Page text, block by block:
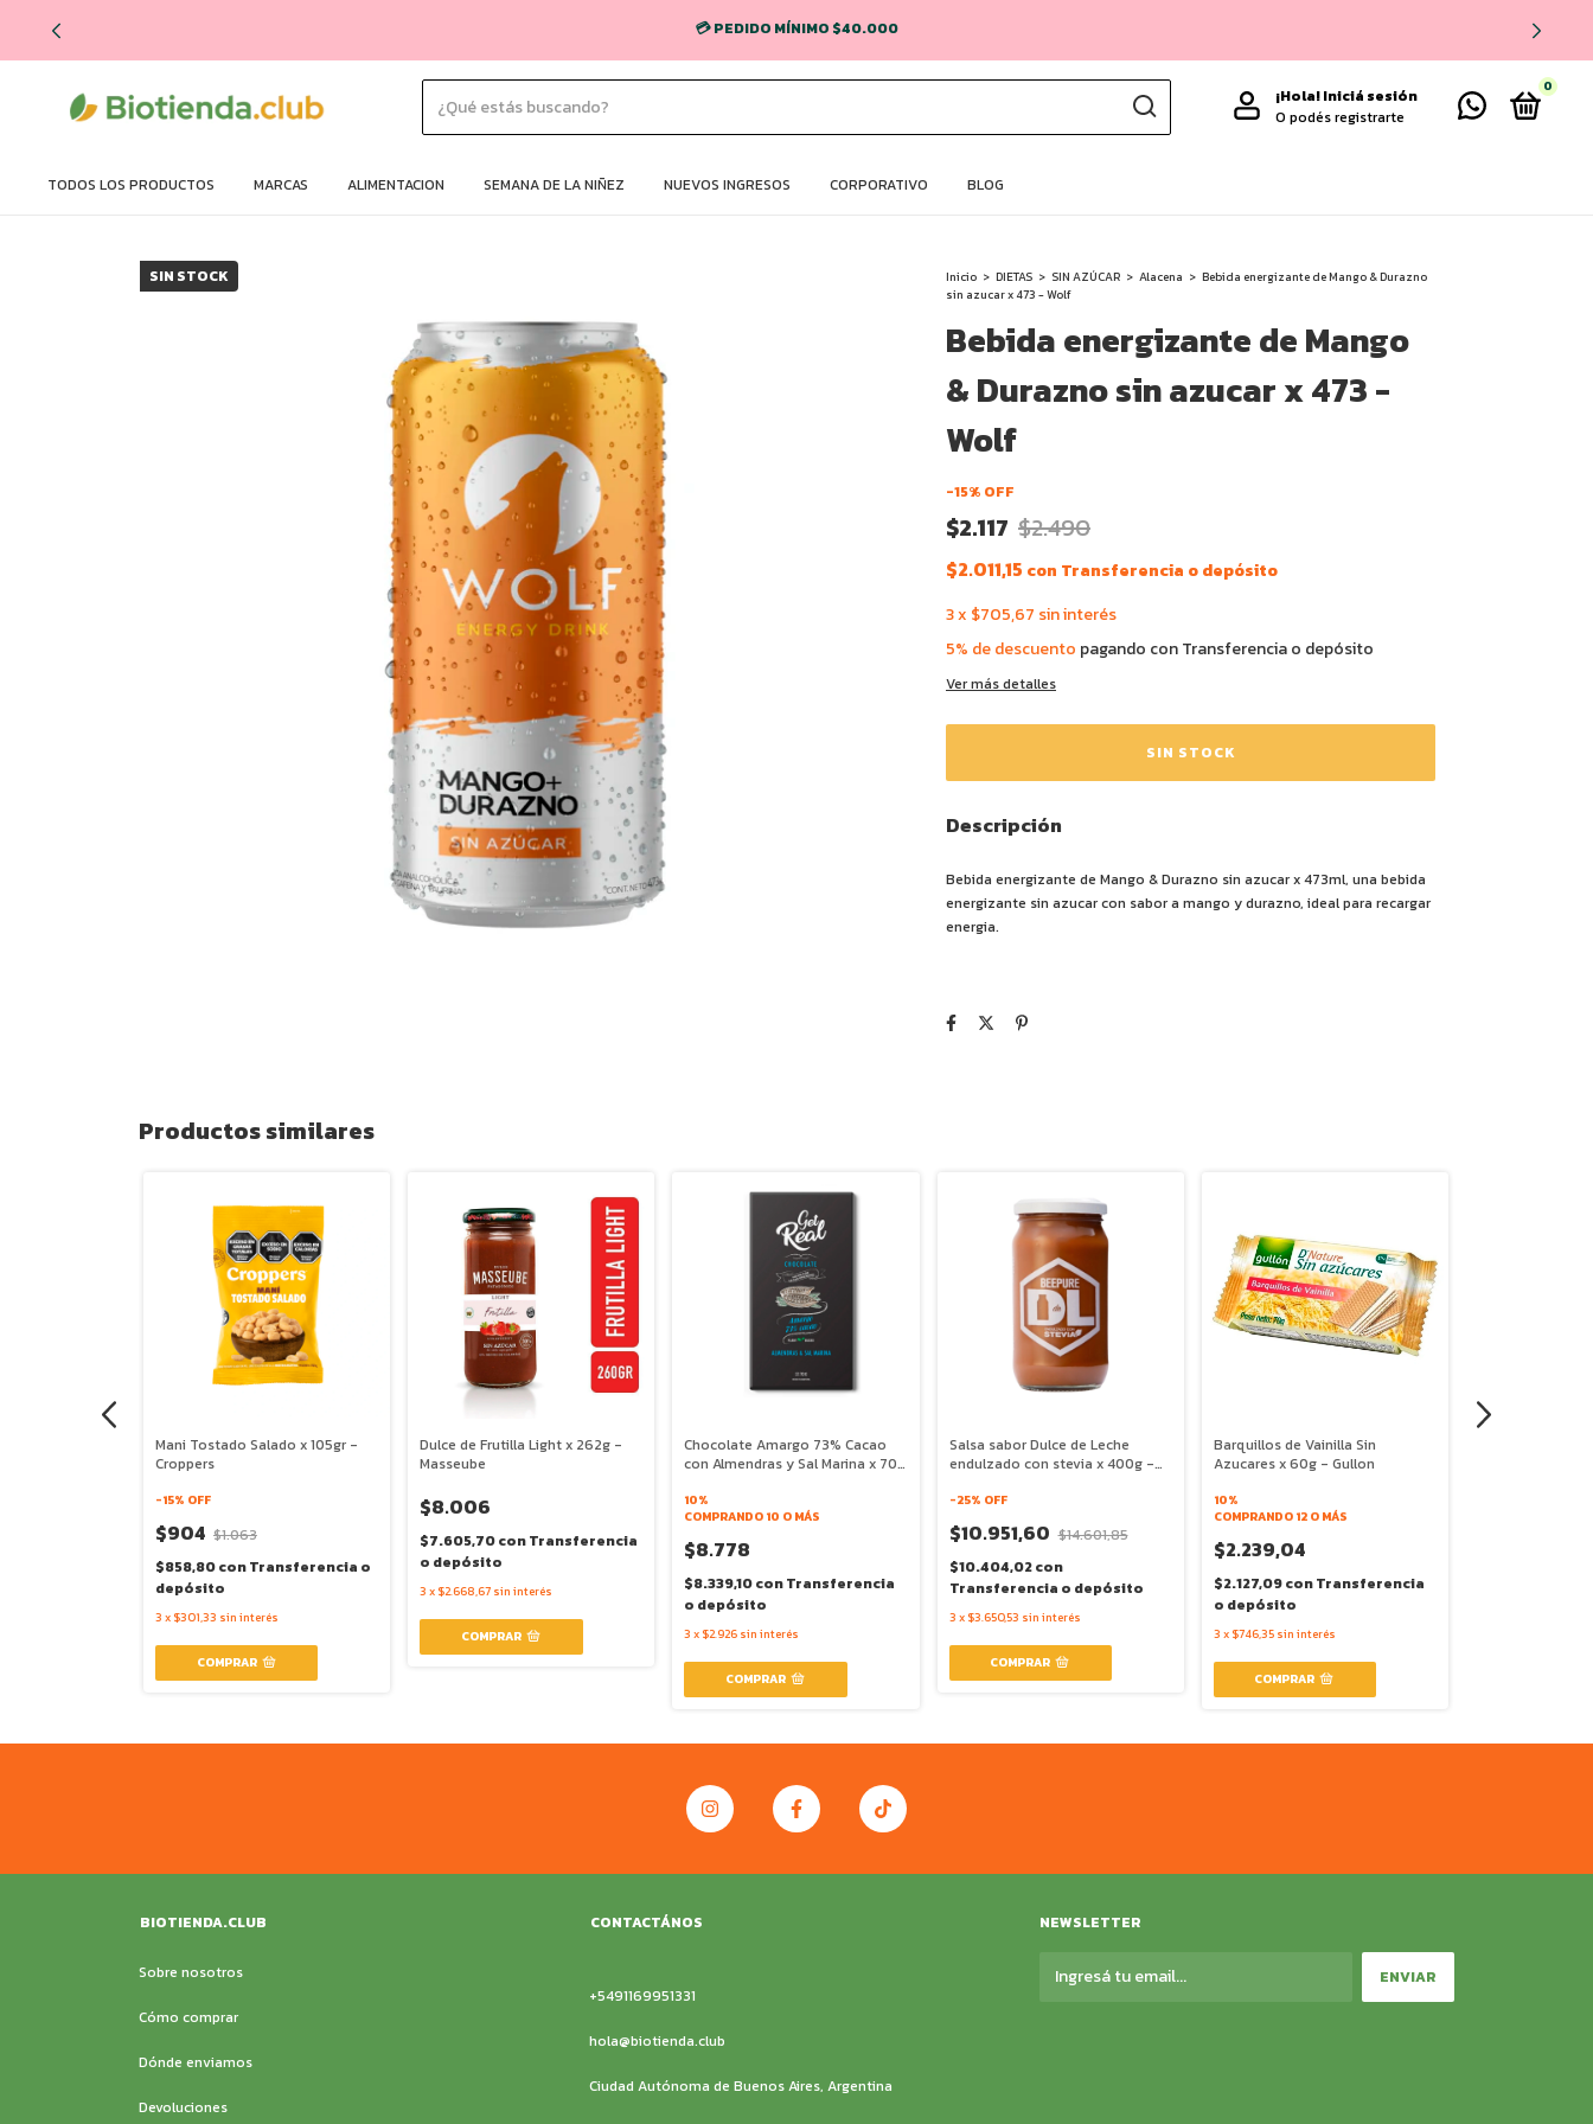
💳 PEDIDO MÍNIMO $40.000
¡Hola!Iniciá sesión
O podés registrarte
0
TODOS LOS PRODUCTOS MARCAS ALIMENTACION SEMANA DE LA NIÑEZ NUEVOS INGRESOS CORPORATIVO BLOG
SIN STOCK Inicio > DIETAS > SIN AZÚCAR > Alacena > Bebida energizante de Mango & Durazno
sin azucar x 473 - Wolf
Bebida energizante de Mango
& Durazno sin azucar x 473 -
Wolf
-15% OFF
$2.117 $2.490
$2.011,15 con Transferencia o depósito
3x $705,67 sin interés
5% de descuento pagando con Transferencia o depósito
Ver más detalles
Descripción
Bebida energizante de Mango & Durazno sin azucar x 473ml, una bebida
energizante sin azucar con sabor a mango y durazno, ideal para recargar
energia.
Productos similares
Mani Tostado Salado x 105gr -
Croppers
-15% OFF
$904 $1.063
$858,80conTransferencia o
depósito
3 x $301,33 sin interés
Dulce de Frutilla Light x 262g -
Masseube
$8.006
$7.605,70conTransferencia
o depósito
3 x $2.668,67 sin interés
Chocolate Amargo 73% Cacao
con Almendras y Sal Marina x 70g
10%
COMPRANDO 10 O MÁS
$8.778
$8.339,10conTransferencia
o depósito
3 x $2.926 sin interés
Salsa sabor Dulce de Leche
endulzado con stevia x 400g -
-25% OFF
$10.951,60 $14.601,85
$10.404,02con
Transferencia o depósito
3 x $3.650,53 sin interés
Barquillos de Vainilla Sin
Azucares x 60g - Gullon
10%
COMPRANDO 12 O MÁS
$2.239,04
$2.127,09conTransferencia
o depósito
3 x $746,35 sin interés
BIOTIENDA.CLUB
Sobre nosotros
Cómo comprar
Dónde enviamos
Devoluciones
CONTACTÁNOS
+5491169951331
hola@biotienda.club
Ciudad Autónoma de Buenos Aires, Argentina
NEWSLETTER